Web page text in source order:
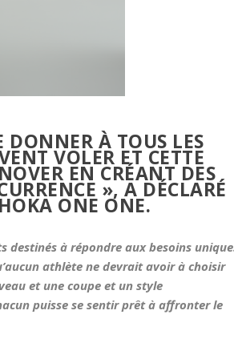
À TOUS LES
VOLER ET CETTE
EN CRÉANT DES
», A DÉCLARÉ
ONE ONE.
destinés à répondre aux besoins
athlète ne devrait avoir à choisir
et une coupe et un style
puisse se sentir prêt à affronter le